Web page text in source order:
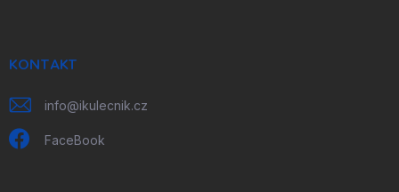
KONTAKT
info@ikulecnik.cz
FaceBook